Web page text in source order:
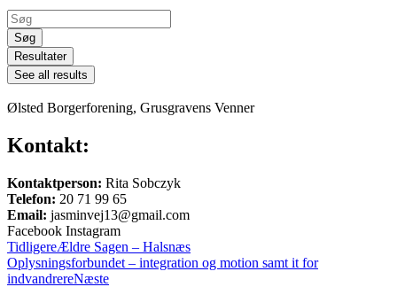
Search
...Søg
Resultater
See all results
Ølsted Borgerforening, Grusgravens Venner
Kontakt:
Kontaktperson: Rita Sobczyk
Telefon: 20 71 99 65
Email: jasminvej13@gmail.com
Facebook Instagram
TidligereÆldre Sagen – Halsnæs
Oplysningsforbundet – integration og motion samt it for
indvandrereNæste